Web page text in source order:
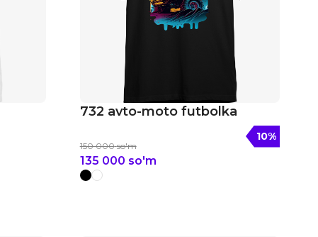
732 avto-moto futbolka
150 000 so'm
135 000 so'm
10%